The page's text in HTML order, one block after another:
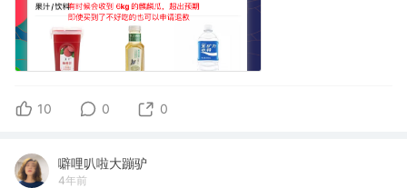
10 0 0
噼哩叭啦大蹦驴
4年前